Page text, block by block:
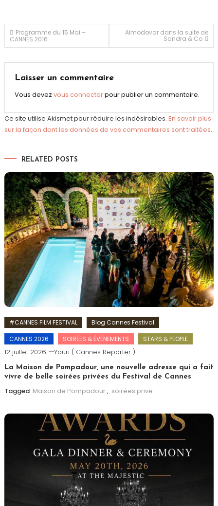
Navigation
l’article
Programme du 15 Mai –
CANNES 2016
Almodovar dans la suite de
Sandra & Co
Laisser un commentaire
Vous devez vous connecterpour publier un commentaire.
Ce site utilise Akismet pour réduire les indésirables. En savoir plus
sur la façon dont les données de vos commentaires sont traitées.
RELATED POSTS
#CANNES FILM FESTIVAL
Blog Cannes Festival
CANNES 2026
SOIRÉES & ÉVÉNEMENTS STARS & PEOPLE
12 juillet 2026 Youri ( Cannes Reporter )
La Maison de Pompadour, une nouvelle adresse qui a fait
vivre de belle soirées privées du Festival de Cannes
Tagged Maison de Pompadour, soirées prive